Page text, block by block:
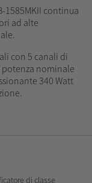
1585MKII continua
ad alte
con 5 canali di
potenza nominale
340 Watt
di classe